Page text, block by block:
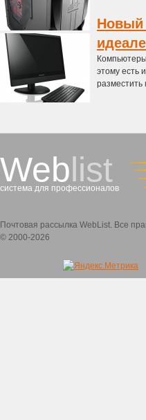
Новый
этому есть
разместить
Weblist
система для профессионалов
Почтовая рассылка WebList. Все
© 2000-2026